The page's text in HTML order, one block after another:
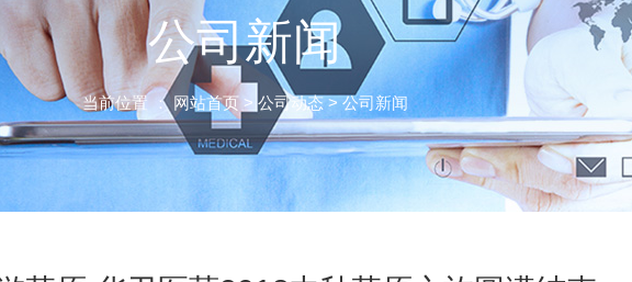
联系我们 免疫领域产品
神经领域产品
消化及其他领域
公司新闻
当前位置 ： 网站首页 > 公司动态 > 公司新闻